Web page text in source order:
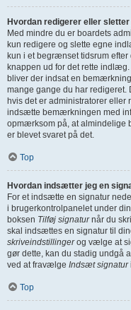
Hvordan redigerer eller
Med mindre du er boardets
kun redigere og slette egne
kun i et begrænset tidsrum
knappen ud for det rette
bliver der indsat en
mange gange du har
hvis det er administratorer
indsætte bemærkningen med
opmærksom på, at almindelige
er blevet svaret på det.
Top
Hvordan indsætter jeg en
For et indsætte en signatur
i brugerkontrolpanelet under
boksen Tilføj signaturnår du
skal indsættes en signatur til
skriveindstillingerog vælge at
gør dette, kan du stadig undgå
ved at fravælge Indsæt signatur
Top